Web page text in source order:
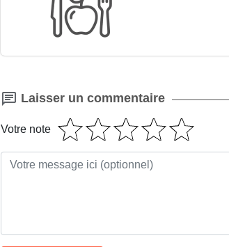
Laisser un commentaire
Votre note